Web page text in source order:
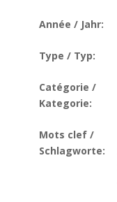
Année / Jahr:
Type / Typ:
Catégorie /
Kategorie:
Mots clef /
Schlagworte: